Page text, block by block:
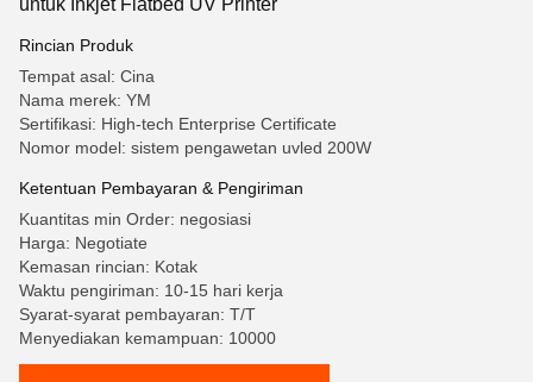
untuk Inkjet Flatbed UV Printer
Rincian Produk
Tempat asal: Cina
Nama merek: YM
Sertifikasi: High-tech Enterprise Certificate
Nomor model: sistem pengawetan uvled 200W
Ketentuan Pembayaran & Pengiriman
Kuantitas min Order: negosiasi
Harga: Negotiate
Kemasan rincian: Kotak
Waktu pengiriman: 10-15 hari kerja
Syarat-syarat pembayaran: T/T
Menyediakan kemampuan: 10000